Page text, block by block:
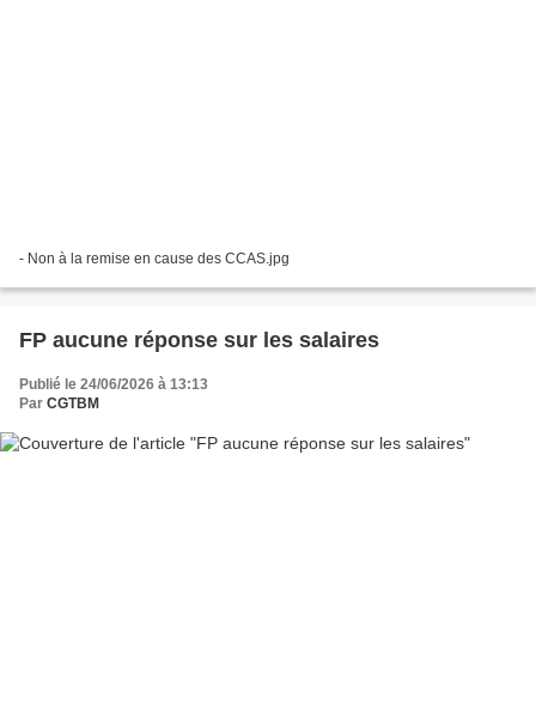
- Non à la remise en cause des CCAS.jpg
FP aucune réponse sur les salaires
Publié le 24/06/2026 à 13:13
Par CGTBM